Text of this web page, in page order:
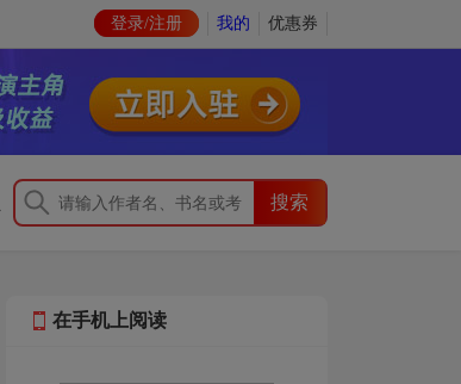
登录/注册 我的 优惠券
在手机上阅读